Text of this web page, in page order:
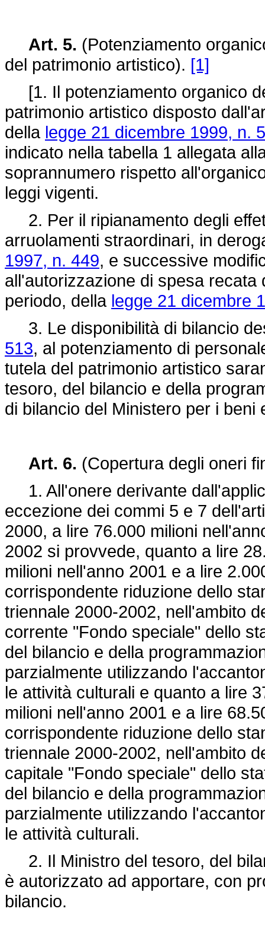
Art. 5. (Potenziamento
del patrimonio artistico). [1]
[1. Il potenziamento organico
patrimonio artistico disposto
della legge 21 dicembre 1999, n.
indicato nella tabella 1 allegata
soprannumero rispetto
leggi vigenti.
2. Per il ripianamento degli
arruolamenti straordinari, in
1997, n. 449, e successive
all'autorizzazione di spesa
periodo, della legge 21 dicembre
3. Le disponibilità di bilancio
513, al potenziamento di
tutela del patrimonio artistico
tesoro, del bilancio e della
di bilancio del Ministero per i beni
Art. 6. (Copertura degli oneri
1. All'onere derivante
eccezione dei commi 5 e 7
2000, a lire 76.000 milioni
2002 si provvede, quanto a lire
milioni nell'anno 2001 e a lire
corrispondente riduzione dello
triennale 2000-2002, nell'ambito
corrente "Fondo speciale" dello
del bilancio e della
parzialmente utilizzando
le attività culturali e quanto a lire
milioni nell'anno 2001 e a lire
corrispondente riduzione dello
triennale 2000-2002, nell'ambito
capitale "Fondo speciale" dello
del bilancio e della
parzialmente utilizzando
le attività culturali.
2. Il Ministro del tesoro, del
è autorizzato ad apportare, con
bilancio.